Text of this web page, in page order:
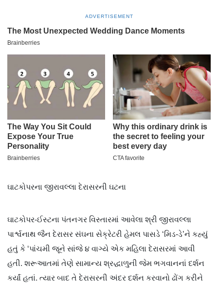
ADVERTISEMENT
ઘાટકોપરના જીરાવલ્લા દેરાસરની ઘટના
ઘાટકોપર-ઈસ્ટના પંતનગર વિસ્તારમાં આવેલા શ્રી જીરાવલ્લા
પાર્શ્વનાથ જૈન દેરાસર સંઘના સેક્રેટરી હેમલ પાસડે ‘મિડ-ડે’ને કહ્યું
હતું કે ‘પાંચમી જૂને સાંજે ૪ વાગ્યે એક મહિલા દેરાસરમાં આવી
હતી. શરૂઆતમાં તેણે સામાન્ય શ્રદ્ધાળુની જેમ ભગવાનનાં દર્શન
કર્યાં હતાં. ત્યાર બાદ તે દેરાસરની અંદર દર્શન કરવાનો ઢોંગ કરીને